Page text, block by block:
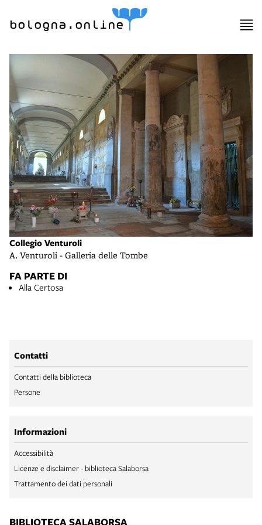
bologna.online
Collegio Venturoli
A. Venturoli - Galleria delle Tombe
FA PARTE DI
Alla Certosa
Contatti
Contatti della biblioteca
Persone
Informazioni
Accessibilità
Licenze e disclaimer - biblioteca Salaborsa
Trattamento dei dati personali
BIBLIOTECA SALABORSA